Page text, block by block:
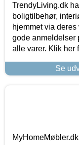
TrendyLiving.dk
boligtilbehør,
hjemmet via
gode anmeldelser
alle varer. Klik her
Se